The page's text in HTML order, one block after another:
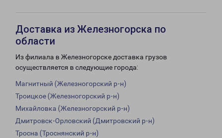
Доставка из Железногорска по
области
Из филиала в Железногорске доставка грузов
осуществляется в следующие города:
Магнитный (Железногорский р-н)
Троицкое (Железногорский р-н)
Михайловка (Железногорский р-н)
Дмитровск-Орловский (Дмитровский р-н)
Тросна (Троснянский р-н)